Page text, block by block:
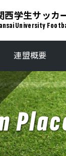
西学生サッカ
University
連盟概要
リーグ